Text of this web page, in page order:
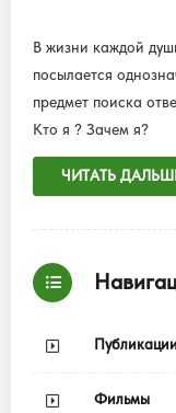
В жизни каждой
посылается
предмет поиска
Кто я ? Зачем я?
ЧИТАТЬ
Публикации
Фильмы